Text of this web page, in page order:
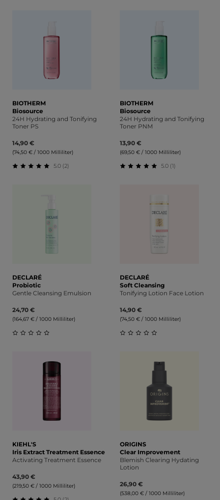
BIOTHERM
Biosource
24H Hydrating and Tonifying
Toner PS
14,90 €
(74,50 € / 1000 Milliliter)
5.0 (2)
BIOTHERM
Biosource
24H Hydrating and Tonifying
Toner PNM
13,90 €
(69,50 € / 1000 Milliliter)
5.0 (1)
DECLARÉ
Probiotic
Gentle Cleansing Emulsion
24,70 €
(164,67 € / 1000 Milliliter)
DECLARÉ
Soft Cleansing
Tonifying Lotion Face Lotion
14,90 €
(74,50 € / 1000 Milliliter)
KIEHL'S
Iris Extract Treatment Essence
Activating Treatment Essence
43,90 €
(219,50 € / 1000 Milliliter)
ORIGINS
Clear Improvement
Blemish Clearing Hydating
Lotion
26,90 €
(538,00 € / 1000 Milliliter)